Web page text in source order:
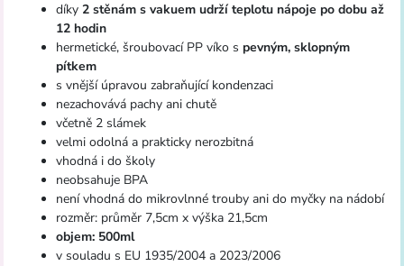
díky 2 stěnám s vakuem udrží teplotu nápoje po dobu až
12 hodin
hermetické, šroubovací PP víko s pevným, sklopným
pítkem
s vnější úpravou zabraňující kondenzaci
nezachovává pachy ani chutě
včetně 2 slámek
velmi odolná a prakticky nerozbitná
vhodná i do školy
neobsahuje BPA
není vhodná do mikrovlnné trouby ani do myčky na nádobí
rozměr: průměr 7,5cm x výška 21,5cm
objem: 500ml
v souladu s EU 1935/2004 a 2023/2006